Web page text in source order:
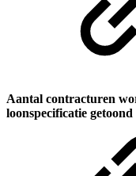
Aantal contracturen
loonspecificatie getoond